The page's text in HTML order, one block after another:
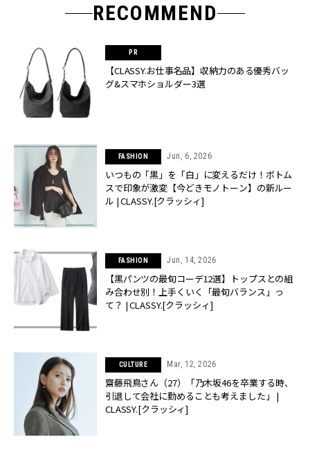
RECOMMEND
【CLASSY.お仕事名品】収納力のある優秀バッ
グ&スマホショルダー3選
FASHION Jun, 6, 2026
いつもの「黒」を「白」に変えるだけ！ボトム
スで印象が激変【今どきモノトーン】の新ルー
ル | CLASSY.[クラッシィ]
FASHION Jun, 14, 2026
【黒パンツの最旬コーデ12選】トップスとの組
み合わせ別！上手くいく「最旬バランス」っ
て？ | CLASSY.[クラッシィ]
CULTURE Mar, 12, 2026
齋藤飛鳥さん（27）「乃木坂46を卒業する時、
引退して会社に勤めることも考えました」 |
CLASSY.[クラッシィ]